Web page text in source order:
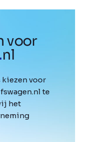
voor
.nl
kiezen voor
te
het